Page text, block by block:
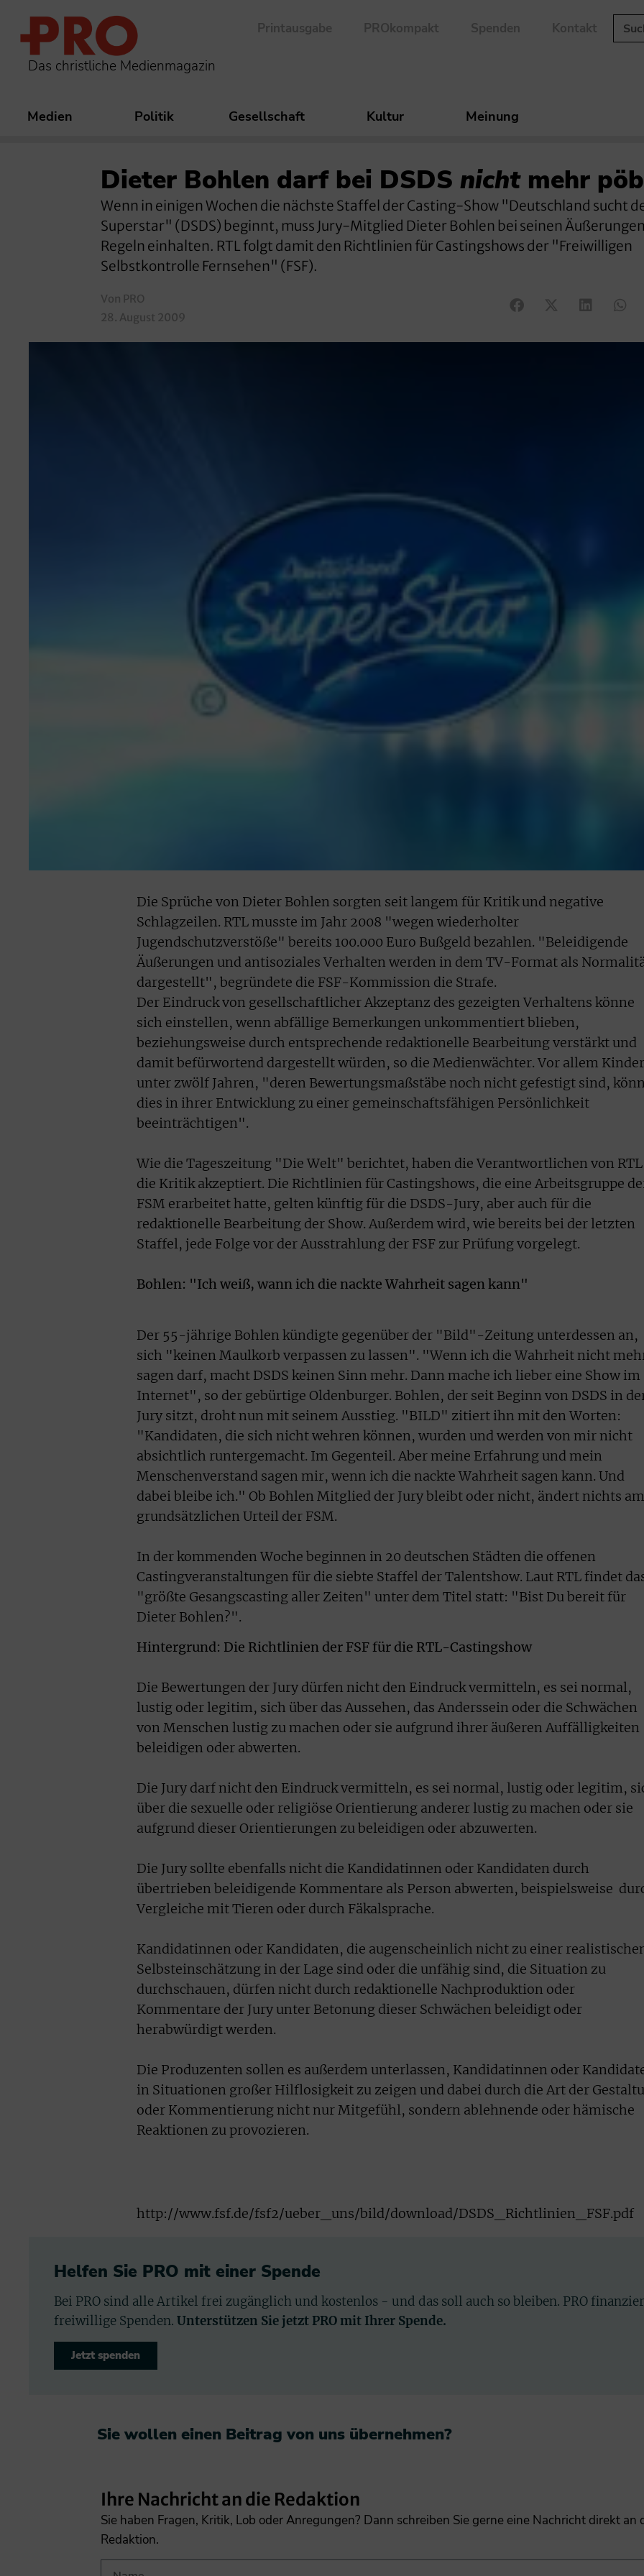
Das christliche Medienmagazin
Printausgabe PROkompakt Spenden Kontakt
Medien Politik Gesellschaft Kultur Meinung
Dieter Bohlen darf bei DSDS nichtmehr
Wenn in einigen Wochen die nächste Staffel der Casting-Show "Deutschland sucht
Superstar" (DSDS) beginnt, muss Jury-Mitglied Dieter Bohlen bei seinen
Regeln einhalten. RTL folgt damit den Richtlinien für Castingshows der "Freiwilligen
Selbstkontrolle Fernsehen" (FSF).
Von PRO
28. August 2009
Die Sprüche von Dieter Bohlen sorgten seit langem für Kritik und negative
Schlagzeilen. RTL musste im Jahr 2008 "wegen wiederholter
Jugendschutzverstöße" bereits 100.000 Euro Bußgeld bezahlen. "Beleidigende
Äußerungen und antisoziales Verhalten werden in dem TV-Format als
dargestellt", begründete die FSF-Kommission die Strafe.
Der Eindruck von gesellschaftlicher Akzeptanz des gezeigten Verhaltens könne
sich einstellen, wenn abfällige Bemerkungen unkommentiert blieben,
beziehungsweise durch entsprechende redaktionelle Bearbeitung verstärkt und
damit befürwortend dargestellt würden, so die Medienwächter. Vor allem Kinder
unter zwölf Jahren, "deren Bewertungsmaßstäbe noch nicht gefestigt sind,
dies in ihrer Entwicklung zu einer gemeinschaftsfähigen Persönlichkeit
beeinträchtigen".
Wie die Tageszeitung "Die Welt" berichtet, haben die Verantwortlichen von RTL
die Kritik akzeptiert. Die Richtlinien für Castingshows, die eine Arbeitsgruppe
FSM erarbeitet hatte, gelten künftig für die DSDS-Jury, aber auch für die
redaktionelle Bearbeitung der Show. Außerdem wird, wie bereits bei der letzten
Staffel, jede Folge vor der Ausstrahlung der FSF zur Prüfung vorgelegt.
Bohlen: "Ich weiß, wann ich die nackte Wahrheit sagen kann"
Der 55-jährige Bohlen kündigte gegenüber der "Bild"-Zeitung unterdessen an,
sich "keinen Maulkorb verpassen zu lassen". "Wenn ich die Wahrheit nicht
sagen darf, macht DSDS keinen Sinn mehr. Dann mache ich lieber eine Show im
Internet", so der gebürtige Oldenburger. Bohlen, der seit Beginn von DSDS in
Jury sitzt, droht nun mit seinem Ausstieg. "BILD" zitiert ihn mit den Worten:
"Kandidaten, die sich nicht wehren können, wurden und werden von mir nicht
absichtlich runtergemacht. Im Gegenteil. Aber meine Erfahrung und mein
Menschenverstand sagen mir, wenn ich die nackte Wahrheit sagen kann. Und
dabei bleibe ich." Ob Bohlen Mitglied der Jury bleibt oder nicht, ändert nichts am
grundsätzlichen Urteil der FSM.
In der kommenden Woche beginnen in 20 deutschen Städten die offenen
Castingveranstaltungen für die siebte Staffel der Talentshow. Laut RTL findet
"größte Gesangscasting aller Zeiten" unter dem Titel statt: "Bist Du bereit für
Dieter Bohlen?".
Hintergrund: Die Richtlinien der FSF für die RTL-Castingshow
Die Bewertungen der Jury dürfen nicht den Eindruck vermitteln, es sei normal,
lustig oder legitim, sich über das Aussehen, das Anderssein oder die Schwächen
von Menschen lustig zu machen oder sie aufgrund ihrer äußeren Auffälligkeiten
beleidigen oder abwerten.
Die Jury darf nicht den Eindruck vermitteln, es sei normal, lustig oder legitim,
über die sexuelle oder religiöse Orientierung anderer lustig zu machen oder sie
aufgrund dieser Orientierungen zu beleidigen oder abzuwerten.
Die Jury sollte ebenfalls nicht die Kandidatinnen oder Kandidaten durch
übertrieben beleidigende Kommentare als Person abwerten, beispielsweise
Vergleiche mit Tieren oder durch Fäkalsprache.
Kandidatinnen oder Kandidaten, die augenscheinlich nicht zu einer
Selbsteinschätzung in der Lage sind oder die unfähig sind, die Situation zu
durchschauen, dürfen nicht durch redaktionelle Nachproduktion oder
Kommentare der Jury unter Betonung dieser Schwächen beleidigt oder
herabwürdigt werden.
Die Produzenten sollen es außerdem unterlassen, Kandidatinnen oder
in Situationen großer Hilflosigkeit zu zeigen und dabei durch die Art der
oder Kommentierung nicht nur Mitgefühl, sondern ablehnende oder hämische
Reaktionen zu provozieren.
http://www.fsf.de/fsf2/ueber_uns/bild/download/DSDS_Richtlinien_FSF.pdf
Helfen Sie PRO mit einer Spende
Bei PRO sind alle Artikel frei zugänglich und kostenlos - und das soll auch so bleiben. PRO
freiwillige Spenden. Unterstützen Sie jetzt PRO mit Ihrer Spende.
Jetzt spenden
Sie wollen einen Beitrag von uns übernehmen?​
Ihre Nachricht an die Redaktion
Sie haben Fragen, Kritik, Lob oder Anregungen? Dann schreiben Sie gerne eine Nachricht direkt an
Redaktion.